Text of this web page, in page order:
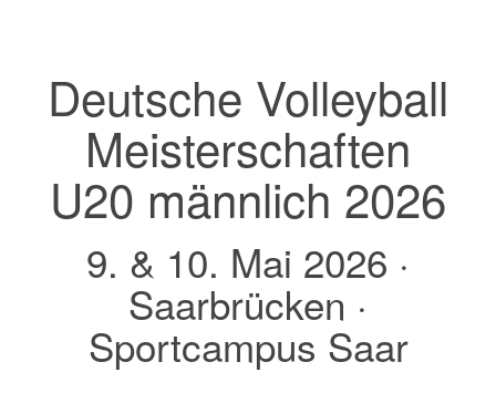
Deutsche Volleyball
Meisterschaften
U20 männlich 2026
9. & 10. Mai 2026 ·
Saarbrücken ·
Sportcampus Saar